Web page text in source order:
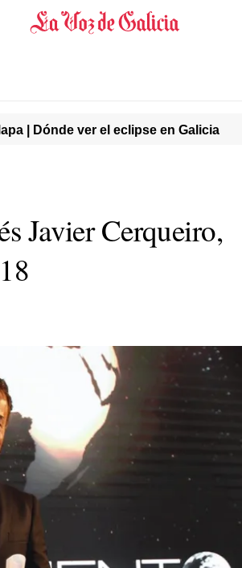
| Dónde ver el eclipse en Galicia
Javier Cerqueiro,